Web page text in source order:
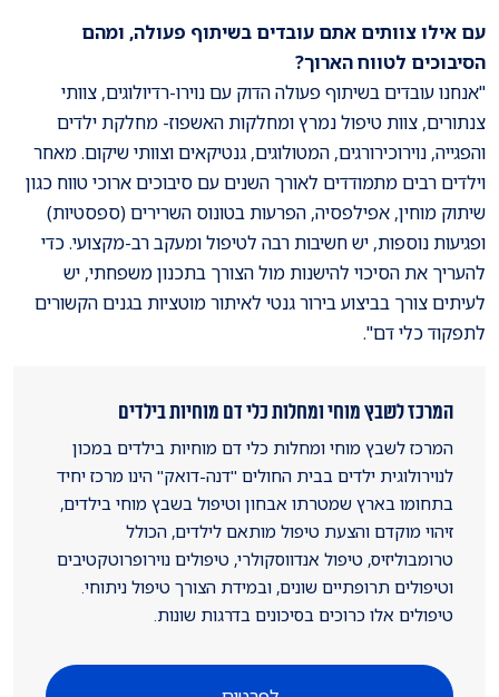
עם אילו צוותים אתם עובדים בשיתוף פעולה, ומהם
הסיבוכים לטווח הארוך?
"אנחנו עובדים בשיתוף פעולה הדוק עם נוירו-רדיולוגים, צוותי
צנתורים, צוות טיפול נמרץ ומחלקות האשפוז- מחלקת ילדים
והפגייה, נוירוכירורגים, המטולוגים, גנטיקאים וצוותי שיקום. מאחר
וילדים רבים מתמודדים לאורך השנים עם סיבוכים ארוכי טווח כגון
שיתוק מוחין, אפילפסיה, הפרעות בטונוס השרירים (ספסטיות)
ופגיעות נוספות, יש חשיבות רבה לטיפול ומעקב רב-מקצועי. כדי
להעריך את הסיכוי להישנות מול הצורך בתכנון משפחתי, יש
לעיתים צורך בביצוע בירור גנטי לאיתור מוטציות בגנים הקשורים
לתפקוד כלי דם".
המרכז לשבץ מוחי ומחלות כלי דם מוחיות בילדים
המרכז לשבץ מוחי ומחלות כלי דם מוחיות בילדים במכון
לנוירולוגית ילדים בבית החולים "דנה-דואק" הינו מרכז יחיד
בתחומו בארץ שמטרתו אבחון וטיפול בשבץ מוחי בילדים,
זיהוי מוקדם והצעת טיפול מותאם לילדים, הכולל
טרומבוליזיס, טיפול אנדווסקולרי, טיפולים נוירופרוטקטיבים
וטיפולים תרופתיים שונים, ובמידת הצורך טיפול ניתוחי.
טיפולים אלו כרוכים בסיכונים בדרגות שונות.